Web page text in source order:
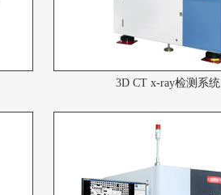
3D CT x-ray检测系统